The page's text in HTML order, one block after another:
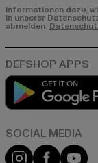
Informationen dazu,
in unserer
abmelden.
Instagram